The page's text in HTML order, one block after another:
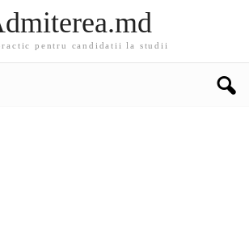
pentru candidatii la studii